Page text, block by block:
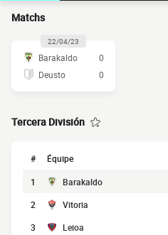
Matchs
22/04/23
Barakaldo
0
Deusto
0
Tercera División
# Équipe
1 Barakaldo
2
Vitoria
3 Leioa